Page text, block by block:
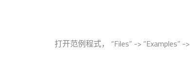
打开范例程式， “Files” -> “Examples”